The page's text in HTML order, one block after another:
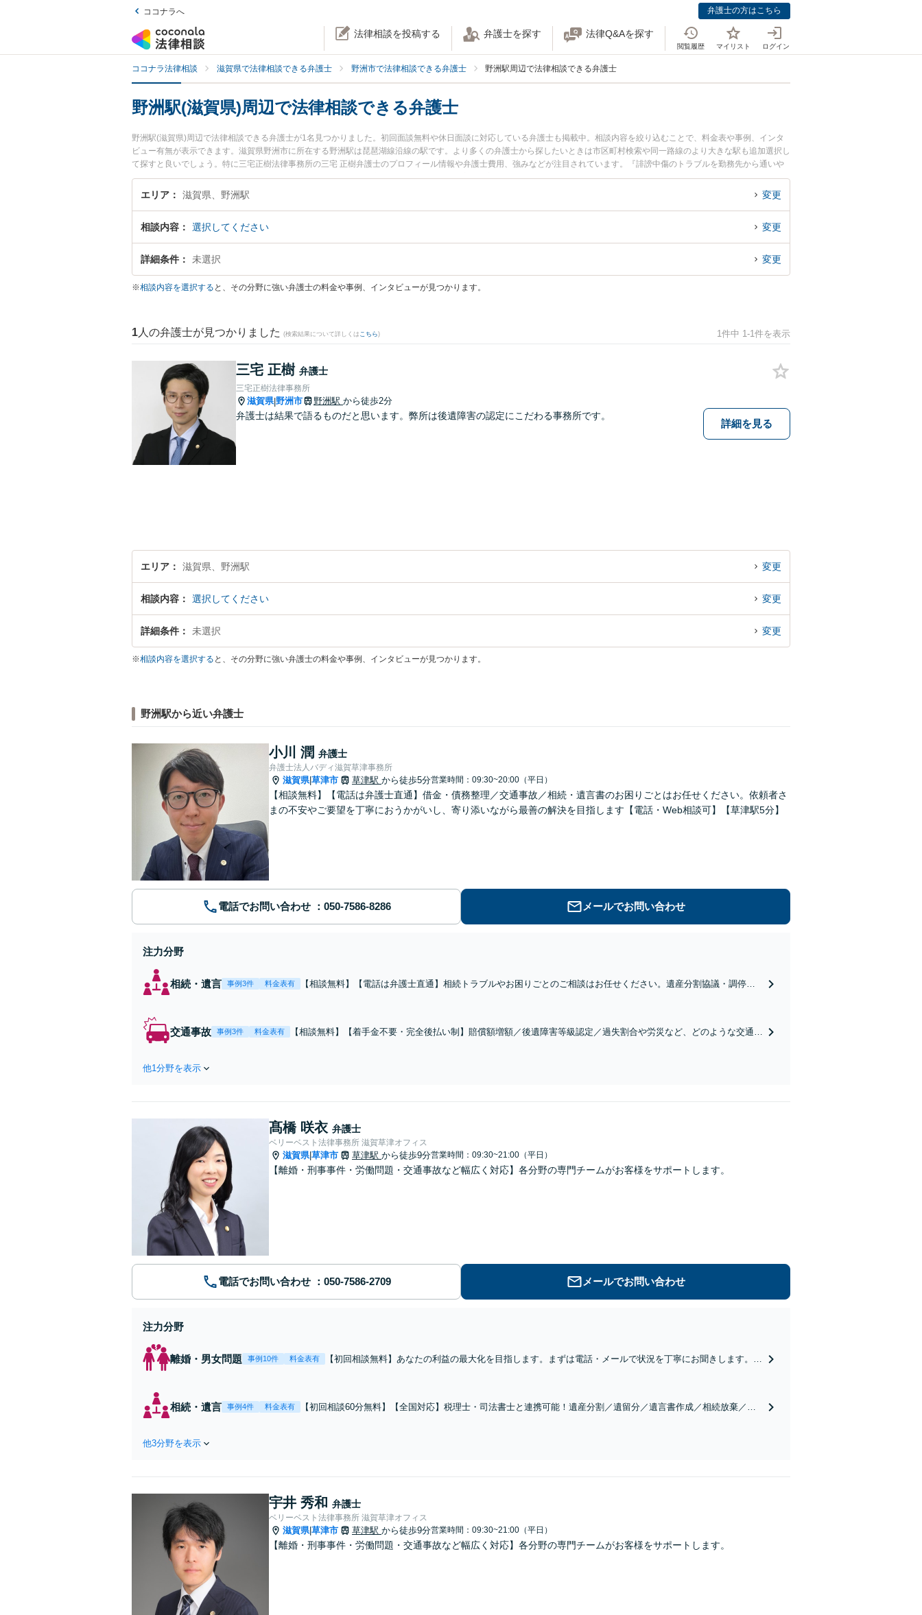
ココナラへ 弁護士の方はこちら
法律相談を投稿する 弁護士を探す 法律Q&Aを探す
閲覧履歴 マイリスト ログイン
ココナラ法律相談 滋賀県で法律相談できる弁護士 野洲市で法律相談できる弁護士 野洲駅周辺で法律相談できる弁護士
野洲駅(滋賀県)周辺で法律相談できる弁護士
野洲駅(滋賀県)周辺で法律相談できる弁護士が1名見つかりました。初回面談無料や休日面談に対応している弁護士も掲載中。相談内容を絞り込むことで、料金表や事例、インタ
ビュー有無が表示できます。滋賀県野洲市に所在する野洲駅は琵琶湖線沿線の駅です。より多くの弁護士から探したいときは市区町村検索や同一路線のより大きな駅も追加選択し
て探すと良いでしょう。特に三宅正樹法律事務所の三宅 正樹弁護士のプロフィール情報や弁護士費用、強みなどが注目されています。『誹謗中傷のトラブルを勤務先から通いや
すい野洲駅周辺に事務所を構える弁護士に面談予約したい』『誹謗中傷のトラブル解決の実績豊富な野洲駅近くの弁護士を検索したい』『初回無料で誹謗中傷を法律相談できる野
洲駅付近の弁護士に面談予約したい』などでお困りの相談者さんにおすすめです。
エリア 滋賀県、野洲駅 変更
相談内容 選択してください 変更
詳細条件 未選択 変更
※相談内容を選択する と、その分野に強い弁護士の料金や事例、インタビューが見つかります。
1 人の弁護士が見つかりました (検索結果について詳しくは こちら) 1件中 1-1件を表示
三宅 正樹 弁護士
三宅正樹法律事務所
滋賀県|野洲市 野洲駅 から徒歩2分
弁護士は結果で語るものだと思います。弊所は後遺障害の認定にこだわる事務所です。
詳細を見る
エリア 滋賀県、野洲駅 変更
相談内容 選択してください 変更
詳細条件 未選択 変更
※相談内容を選択する と、その分野に強い弁護士の料金や事例、インタビューが見つかります。
野洲駅から近い弁護士
小川 潤 弁護士
弁護士法人バディ滋賀草津事務所
滋賀県|草津市 草津駅 から徒歩5分営業時間：09:30~20:00（平日）
【相談無料】【電話は弁護士直通】借金・債務整理／交通事故／相続・遺言書のお困りごとはお任せください。依頼者さ
まの不安やご要望を丁寧におうかがいし、寄り添いながら最善の解決を目指します【電話・Web相談可】【草津駅5分】
電話でお問い合わせ メールでお問い合わせ
注力分野
相続・遺言 事例3件 料金表有
【相談無料】【電話は弁護士直通】相続トラブルやお困りごとのご相談はお任せください。遺産分割協議・調停／
交通事故 事例3件 料金表有
【相談無料】【着手金不要・完全後払い制】賠償額増額／後遺障害等級認定／過失割合や労災など、どのような交通事
他1分野を表示
髙橋 咲衣 弁護士
ベリーベスト法律事務所 滋賀草津オフィス
滋賀県|草津市 草津駅 から徒歩9分営業時間：09:30~21:00（平日）
【離婚・刑事事件・労働問題・交通事故など幅広く対応】各分野の専門チームがお客様をサポートします。
電話でお問い合わせ メールでお問い合わせ
注力分野
離婚・男女問題 事例10件 料金表有
【初回相談無料】あなたの利益の最大化を目指します。まずは電話・メールで状況を丁寧にお聞きします。
相続・遺言 事例4件 料金表有
【初回相談60分無料】【全国対応】税理士・司法書士と連携可能！遺産分割／遺留分／遺言書作成／相続放棄／相
他3分野を表示
宇井 秀和 弁護士
ベリーベスト法律事務所 滋賀草津オフィス
滋賀県|草津市 草津駅 から徒歩9分営業時間：09:30~21:00（平日）
【離婚・刑事事件・労働問題・交通事故など幅広く対応】各分野の専門チームがお客様をサポートします。